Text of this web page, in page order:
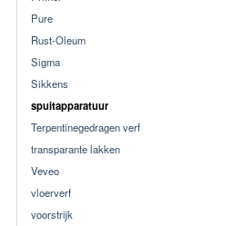
Pure
Rust-Oleum
Sigma
Sikkens
spuitapparatuur
Terpentinegedragen verf
transparante lakken
Veveo
vloerverf
voorstrijk